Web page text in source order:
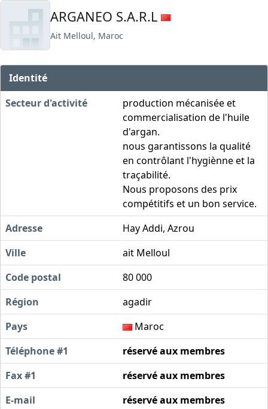
ARGANEO S.A.R.L
Ait Melloul, Maroc
Identité
Secteur d'activité
production mécanisée et
commercialisation de l'huile
d'argan.
nous garantissons la qualité
en contrôlant l'hygiènne et la
traçabilité.
Nous proposons des prix
compétitifs et un bon service.
Adresse
Hay Addi, Azrou
Ville
ait Melloul
Code postal
80 000
Région
agadir
Pays
Maroc
Téléphone #1
réservé aux membres
Fax #1
réservé aux membres
E-mail
réservé aux membres